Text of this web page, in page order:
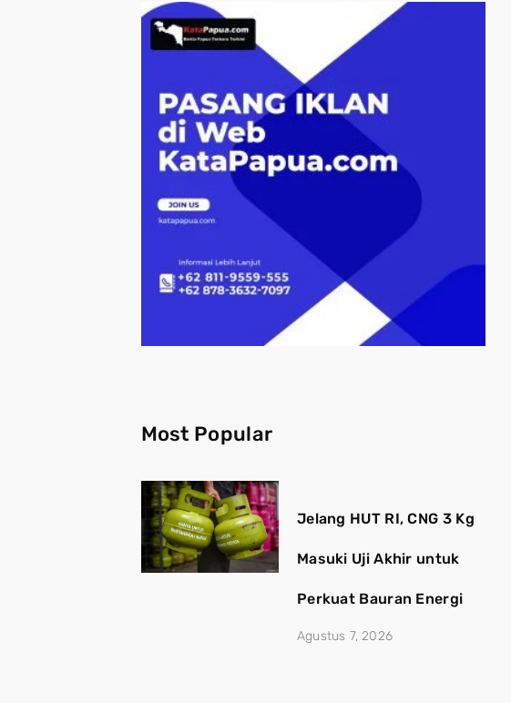
Most Popular
Jelang HUT RI, CNG 3 Kg
Masuki Uji Akhir untuk
Perkuat Bauran Energi
Agustus 7, 2026